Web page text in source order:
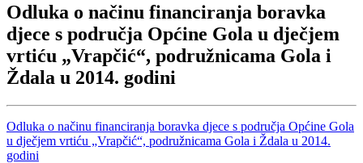
Odluka o načinu financiranja boravka
djece s područja Općine Gola u dječjem
vrtiću „Vrapčić“, podružnicama Gola i
Ždala u 2014. godini
Odluka o načinu financiranja boravka djece s područja Općine Gola
u dječjem vrtiću „Vrapčić“, podružnicama Gola i Ždala u 2014.
godini